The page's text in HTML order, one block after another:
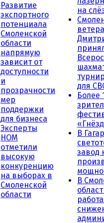
Развитие
экспортного
потенциала
Смоленской
области
напрямую
зависит от
доступности
и
прозрачности
мер
поддержки
для бизнеса
Эксперты
НОМ
отметили
высокую
конкуренцию
на выборах в
Смоленской
области
на
для
Более
В
завод
В